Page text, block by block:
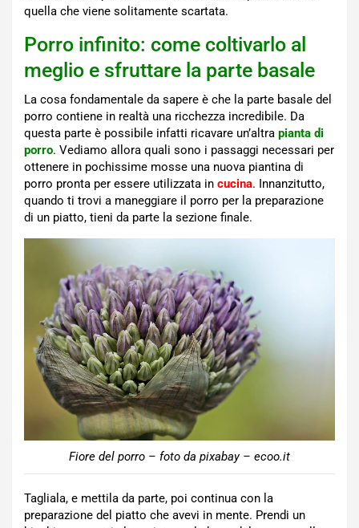
quella che viene solitamente scartata.
Porro infinito: come coltivarlo al
meglio e sfruttare la parte basale
La cosa fondamentale da sapere è che la parte basale del
porro contiene in realtà una ricchezza incredibile. Da
questa parte è possibile infatti ricavare un’altra pianta di
porro. Vediamo allora quali sono i passaggi necessari per
ottenere in pochissime mosse una nuova piantina di
porro pronta per essere utilizzata in cucina. Innanzitutto,
quando ti trovi a maneggiare il porro per la preparazione
di un piatto, tieni da parte la sezione finale.
Fiore del porro – foto da pixabay – ecoo.it
Tagliala, e mettila da parte, poi continua con la
preparazione del piatto che avevi in mente. Prendi un